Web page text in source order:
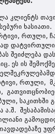
კლიენტს
რთული,
შეიძლება
ეს ის
რთული,
საკითხში
ა.შ.